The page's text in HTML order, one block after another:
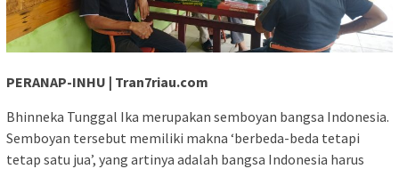
PERANAP-INHU | Tran7riau.com
Bhinneka Tunggal Ika merupakan semboyan bangsa Indonesia.
Semboyan tersebut memiliki makna ‘berbeda-beda tetapi
tetap satu jua’, yang artinya adalah bangsa Indonesia harus